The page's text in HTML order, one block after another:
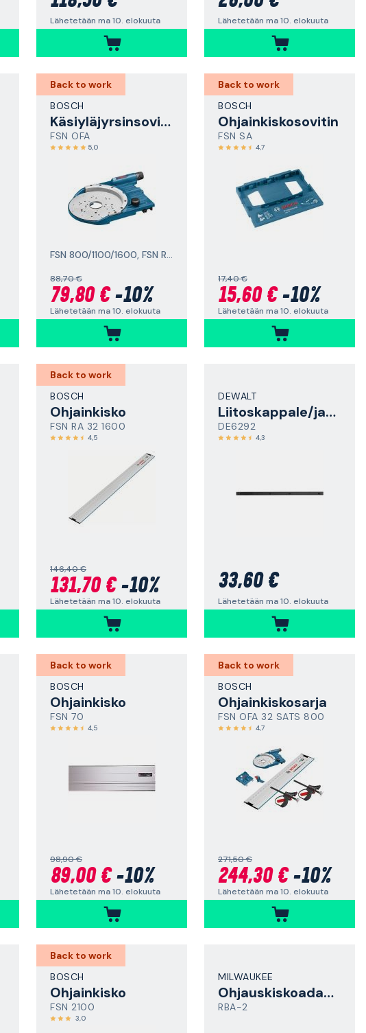
Lähetetään ma 10. elokuuta Lähetetään ma 10. elokuuta
Back to work
BOSCH
Käsiyläjyrsinsovitin
FSN OFA
5,0
FSN 800/1100/1600, FSN RA 32 800/1600
88,70 €
79,80 €-10%
Lähetetään ma 10. elokuuta
Back to work
BOSCH
Ohjainkiskosovitin
FSN SA
4,7
17,40 €
15,60 €-10%
Lähetetään ma 10. elokuuta
Back to work
BOSCH
Ohjainkisko
FSN RA 32 1600
4,5
146,40 €
131,70 €-10%
Lähetetään ma 10. elokuuta
DEWALT
Liitoskappale/jatkoliitin
DE6292
4,3
33,60 €
Lähetetään ma 10. elokuuta
Back to work
BOSCH
Ohjainkisko
FSN 70
4,5
98,90 €
89,00 €-10%
Lähetetään ma 10. elokuuta
Back to work
BOSCH
Ohjainkiskosarja
FSN OFA 32 SATS 800
4,7
271,50 €
244,30 €-10%
Lähetetään ma 10. elokuuta
Back to work
BOSCH
Ohjainkisko
FSN 2100
3,0
MILWAUKEE
Ohjauskiskoadapteri
RBA-2